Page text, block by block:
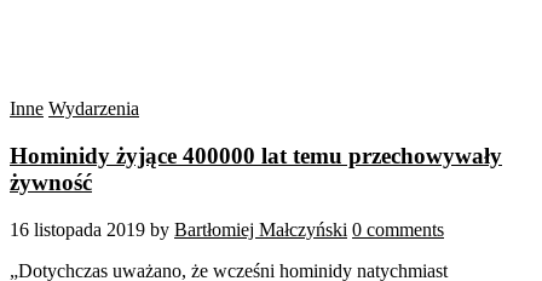
Inne Wydarzenia
Hominidy żyjące 400000 lat temu przechowywały
żywność
16 listopada 2019 by Bartłomiej Małczyński 0 comments
„Dotychczas uważano, że wcześni hominidy natychmiast